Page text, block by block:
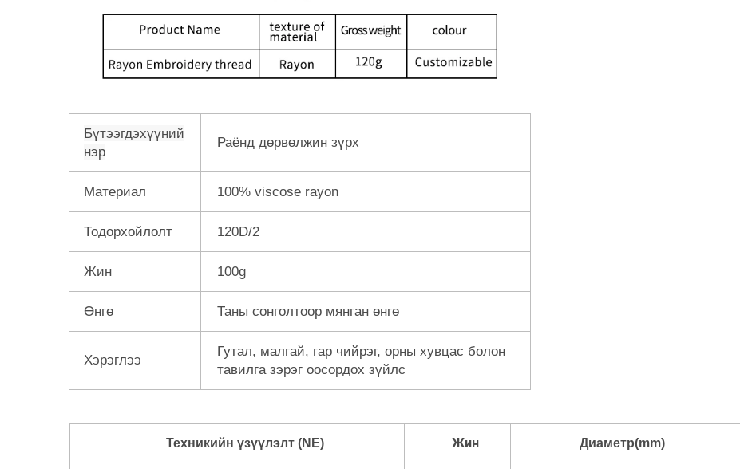
Бүтээгдэхүүний
нэр
Раёнд дөрвөлжин зүрх
Материал 100% viscose rayon
Тодорхойлолт 120D/2
Жин 100g
Өнгө Таны сонголтоор мянган өнгө
Хэрэглээ
Гутал, малгай, гар чийрэг, орны хувцас болон
тавилга зэрэг оосордох зүйлс
Техникийн үзүүлэлт (NE) Жин Диаметр(mm)